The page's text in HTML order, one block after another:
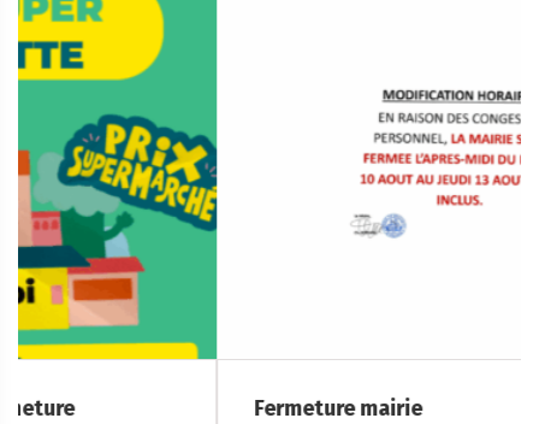
Fermeture mairie